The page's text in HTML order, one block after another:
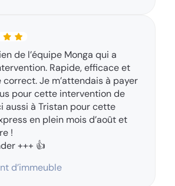
de l’équipe Monga qui a
Rapide, efficace et
Je m’attendais à payer
pour cette intervention de
aussi à Tristan pour cette
en plein mois d’août et
!
+++ 👍
d’immeuble